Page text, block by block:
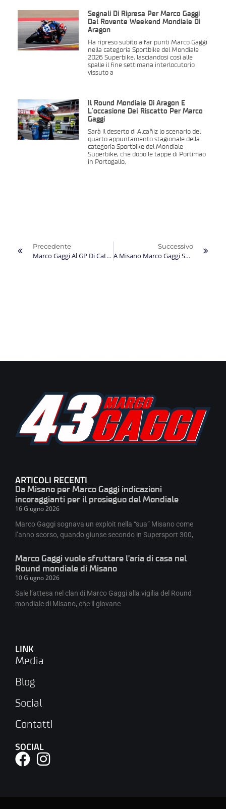
Segnali Di Ripresa Per Marco Gaggi
Dal Rovente Weekend Mondiale Di
Aragon
Ha ripreso subito a far punti Marco Gaggi
nella categoria Sportbike del Mondiale
2026 Superbike, lasciandosi così alle
spalle il fine settimana interlocutorio
vissuto a
Il Round Mondiale Di Aragon È
L’occasione Del Riscatto Per Marco
Gaggi
Sarà il deserto di Alcañiz lo scenario del
quarto appuntamento stagionale della
categoria Sportbike del Mondiale
Superbike, che dopo le tappe di Portimao
in Portogallo,
Precedente
Marco Gaggi Al GP Di Catalogna Alla Ricerca Di Conferme
Successivo
A Misano Marco Gaggi Sogna Un Weekend Da Profeta In Patria Nel Terzo GP Del Mondiale 2023
ARTICOLI RECENTI
Da Misano per Marco Gaggi indicazioni
incoraggianti per il prosieguo del Mondiale
16 Giugno 2026
Marco Gaggi sognava un exploit nella “sua” Misano come
l’anno scorso, quando giunse secondo in Supersport 300,
Marco Gaggi vuole sfruttare l’aria di casa nel
Round mondiale di Misano
10 Giugno 2026
Sale l’attesa nel clan di Marco Gaggi alla vigilia del Round
mondiale di Misano, che il giovane
LINK
Media
Blog
Social
Contatti
SOCIAL